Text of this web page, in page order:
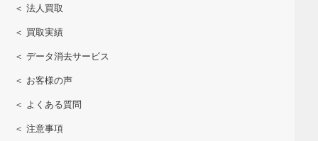
＜ 法人買取
＜ 買取実績
＜ データ消去サービス
＜ お客様の声
＜ よくある質問
＜ 注意事項